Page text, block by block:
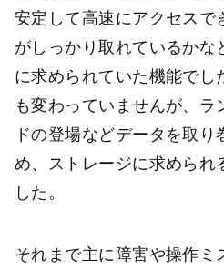
安定して高速にアクセスで
がしっかり取れているかな
に求められていた機能でし
も変わっていませんが、ラ
ドの登場などデータを取
め、ストレージに求められ
した。
それまで主に障害や操作ミ